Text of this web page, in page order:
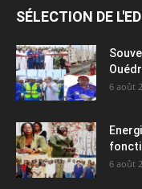
SÉLECTION DE
6 août
6 août